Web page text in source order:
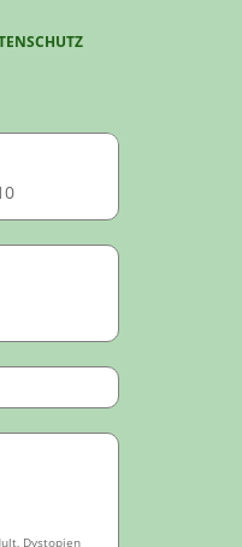
Dystopien